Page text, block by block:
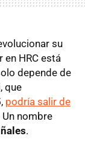
su
HRC está
depende de
que
podría salir de
Un nombre
.